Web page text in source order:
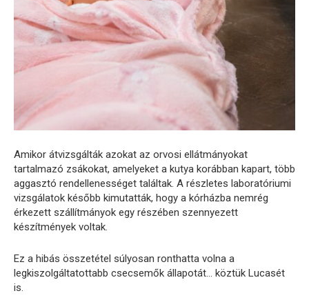
Amikor átvizsgálták azokat az orvosi ellátmányokat
tartalmazó zsákokat, amelyeket a kutya korábban kapart, több
aggasztó rendellenességet találtak. A részletes laboratóriumi
vizsgálatok később kimutatták, hogy a kórházba nemrég
érkezett szállítmányok egy részében szennyezett
készítmények voltak.
Ez a hibás összetétel súlyosan ronthatta volna a
legkiszolgáltatottabb csecsemők állapotát… köztük Lucasét
is.